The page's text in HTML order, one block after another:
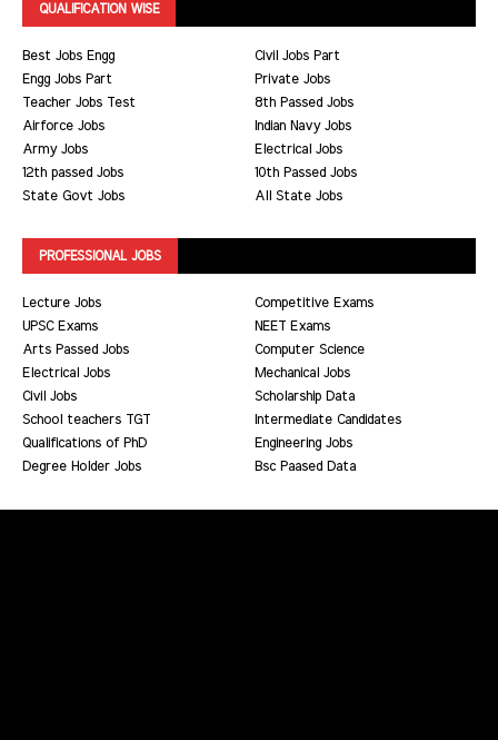
QUALIFICATION WISE
Best Jobs Engg
Civil Jobs Part
Engg Jobs Part
Private Jobs
Teacher Jobs Test
8th Passed Jobs
Airforce Jobs
Indian Navy Jobs
Army Jobs
Electrical Jobs
12th passed Jobs
10th Passed Jobs
State Govt Jobs
All State Jobs
PROFESSIONAL JOBS
Lecture Jobs
Competitive Exams
UPSC Exams
NEET Exams
Arts Passed Jobs
Computer Science
Electrical Jobs
Mechanical Jobs
Civil Jobs
Scholarship Data
School teachers TGT
Intermediate Candidates
Qualifications of PhD
Engineering Jobs
Degree Holder Jobs
Bsc Paased Data